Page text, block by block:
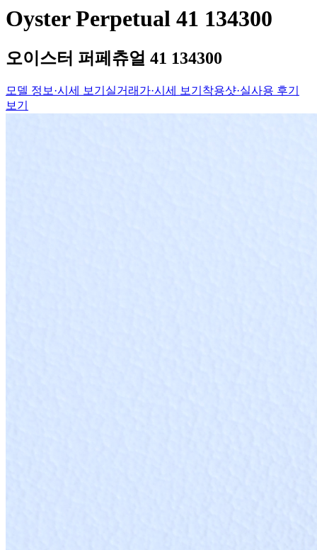
Oyster Perpetual 41 134300
오이스터 퍼페츄얼 41 134300
모델 정보·시세 보기 실거래가·시세 보기 착용샷·실사용 후기
보기